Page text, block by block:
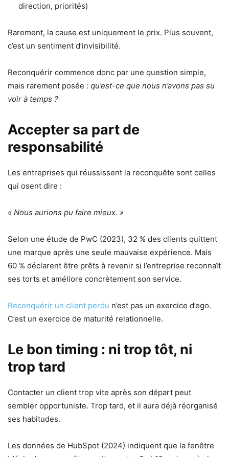
direction, priorités)
Rarement, la cause est uniquement le prix. Plus souvent,
c’est un sentiment d’invisibilité.
Reconquérir commence donc par une question simple,
mais rarement posée : qu’est-ce que nous n’avons pas su
voir à temps ?
Accepter sa part de
responsabilité
Les entreprises qui réussissent la reconquête sont celles
qui osent dire :
« Nous aurions pu faire mieux. »
Selon une étude de PwC (2023), 32 % des clients quittent
une marque après une seule mauvaise expérience. Mais
60 % déclarent être prêts à revenir si l’entreprise reconnaît
ses torts et améliore concrètement son service.
Reconquérir un client perdu n’est pas un exercice d’ego.
C’est un exercice de maturité relationnelle.
Le bon timing : ni trop tôt, ni
trop tard
Contacter un client trop vite après son départ peut
sembler opportuniste. Trop tard, et il aura déjà réorganisé
ses habitudes.
Les données de HubSpot (2024) indiquent que la fenêtre